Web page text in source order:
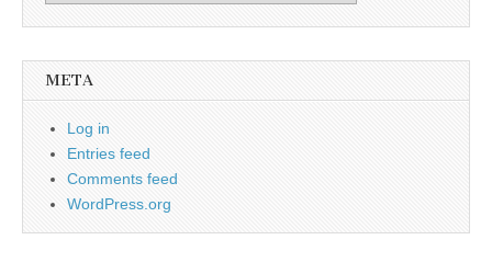
META
Log in
Entries feed
Comments feed
WordPress.org